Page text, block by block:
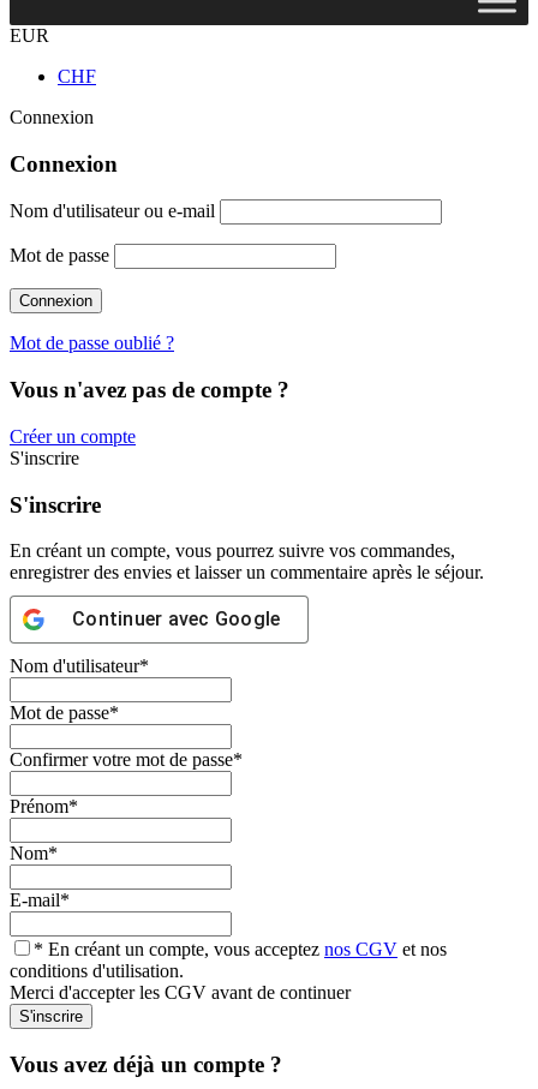
EUR
CHF
Connexion
Connexion
Nom d'utilisateur ou e-mail
Mot de passe
Mot de passe oublié ?
Vous n'avez pas de compte ?
Créer un compte
S'inscrire
S'inscrire
En créant un compte, vous pourrez suivre vos commandes,
enregistrer des envies et laisser un commentaire après le séjour.
Continuer avec Google
Nom d'utilisateur*
Mot de passe*
Confirmer votre mot de passe*
Prénom*
Nom*
E-mail*
* En créant un compte, vous acceptez nos CGV et nos
conditions d'utilisation.
Merci d'accepter les CGV avant de continuer
Vous avez déjà un compte ?